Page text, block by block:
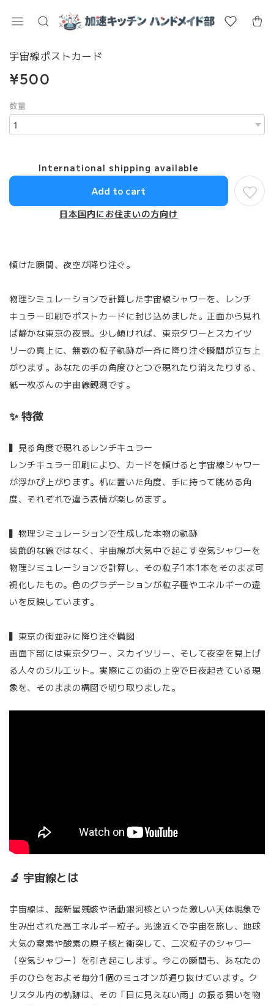
宇宙線ポストカード
¥500
数量
International shipping available
Add to cart
日本国内にお住まいの方向け
傾けた瞬間、夜空が降り注ぐ。
物理シミュレーションで計算した宇宙線シャワーを、レンチ
キュラー印刷でポストカードに封じ込めました。正面から見れ
ば静かな東京の夜景。少し傾ければ、東京タワーとスカイツ
リーの真上に、無数の粒子軌跡が一斉に降り注ぐ瞬間が立ち上
がります。あなたの手の角度ひとつで現れたり消えたりする、
紙一枚ぶんの宇宙線観測です。
✨ 特徴
▍見る角度で現れるレンチキュラー
レンチキュラー印刷により、カードを傾けると宇宙線シャワー
が浮かび上がります。机に置いた角度、手に持って眺める角
度、それぞれで違う表情が楽しめます。
▍物理シミュレーションで生成した本物の軌跡
装飾的な線ではなく、宇宙線が大気中で起こす空気シャワーを
物理シミュレーションで計算し、その粒子1本1本をそのまま可
視化したもの。色のグラデーションが粒子種やエネルギーの違
いを反映しています。
▍東京の街並みに降り注ぐ構図
画面下部には東京タワー、スカイツリー、そして夜空を見上げ
る人々のシルエット。実際にこの街の上空で日夜起きている現
象を、そのままの構図で切り取りました。
🔬 宇宙線とは
宇宙線は、超新星残骸や活動銀河核といった激しい天体現象で
生み出された高エネルギー粒子。光速近くで宇宙を旅し、地球
大気の窒素や酸素の原子核と衝突して、二次粒子のシャワー
（空気シャワー）を引き起こします。今この瞬間も、あなたの
手のひらをおよそ毎分1個のミュオンが通り抜けています。ク
リスタル内の軌跡は、その「目に見えない雨」の振る舞いを物